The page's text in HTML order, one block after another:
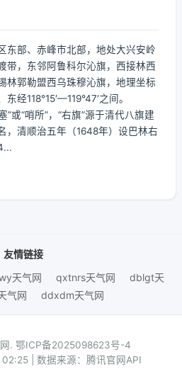
东部、赤峰市北部，地处大兴安岭
带，东邻阿鲁科尔沁旗，西接林西
林郭勒盟西乌珠穆沁旗，地理坐标
经118°15′—119°47′之间。
”或“哨所”，“右旗”源于清代八旗建
，清顺治五年（1648年）设巴林右
友情链接
天气网 qxtnrs天气网
dblgt天
气网 ddxdm天气网
. 鄂ICP备2025098623号-4
| 数据来源：腾讯官网API